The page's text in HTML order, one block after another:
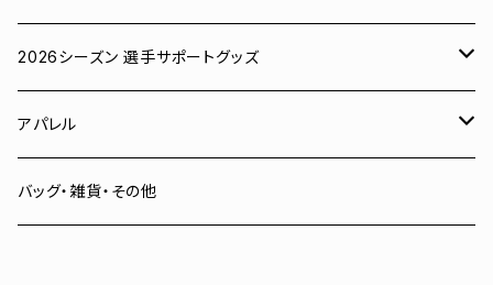
ユニフォーム
Tシャツ
スウェット
2026シーズン 選手サポートグッズ
# 00 蓮
# 0 岡田竜汰
アパレル
スウェット・パーカー
バッグ・雑貨・その他